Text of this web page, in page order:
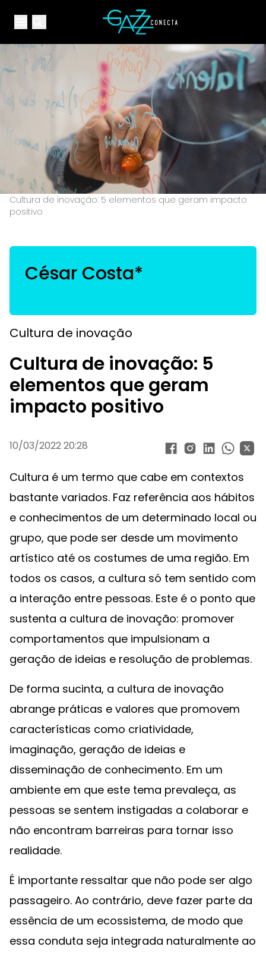
Open main menuYour Company
Cultura de inovação: 5 elementos que geram impacto
positivo
César Costa*
Cultura de inovação
Cultura de inovação: 5
elementos que geram
impacto positivo
10/03/2022 20:28
Cultura é um termo que cabe em contextos
bastante variados. Faz referência aos hábitos
e conhecimentos de um determinado local ou
grupo, que pode ser desde um movimento
artístico até os costumes de uma região. Em
todos os casos, a cultura só tem sentido com
a interação entre pessoas. Este é o ponto que
sustenta a cultura de inovação: promover
comportamentos que impulsionam a
geração de ideias e resolução de problemas.
De forma sucinta, a cultura de inovação
abrange práticas e valores que promovem
características como criatividade,
imaginação, geração de ideias e
disseminação de conhecimento. Em um
ambiente em que este tema prevaleça, as
pessoas se sentem instigadas a colaborar e
não encontram barreiras para tornar isso
realidade.
É importante ressaltar que não pode ser algo
passageiro. Ao contrário, deve fazer parte da
essência de um ecossistema, de modo que
essa conduta seja integrada naturalmente ao